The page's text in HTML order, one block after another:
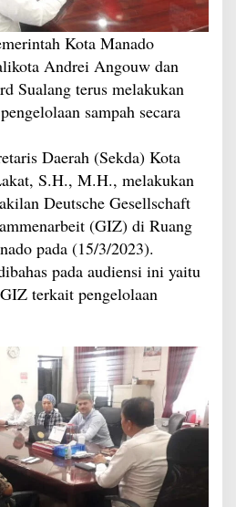
Kota Manado
Andrei Angouw dan
Sualang terus melakukan
sampah secara
Daerah (Sekda) Kota
S.H., M.H., melakukan
Deutsche Gesellschaft
(GIZ) di Ruang
pada (15/3/2023).
pada audiensi ini yaitu
terkait pengelolaan